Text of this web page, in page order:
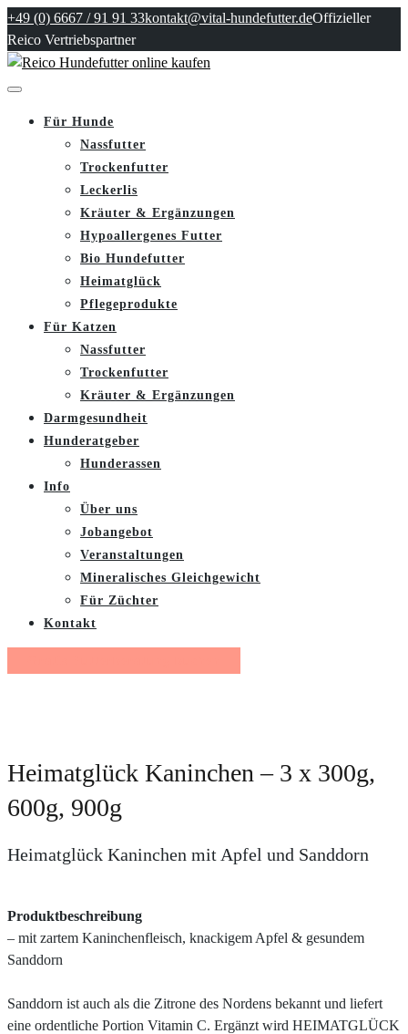
+49 (0) 6667 / 91 91 33kontakt@vital-hundefutter.deOffizieller
Reico Vertriebspartner
Für Hunde
Nassfutter
Trockenfutter
Leckerlis
Kräuter & Ergänzungen
Hypoallergenes Futter
Bio Hundefutter
Heimatglück
Pflegeprodukte
Für Katzen
Nassfutter
Trockenfutter
Kräuter & Ergänzungen
Darmgesundheit
Hunderatgeber
Hunderassen
Info
Über uns
Jobangebot
Veranstaltungen
Mineralisches Gleichgewicht
Für Züchter
Kontakt
Heimatglück Kaninchen – 3 x 300g,
600g, 900g
Heimatglück Kaninchen mit Apfel und Sanddorn
Produktbeschreibung
– mit zartem Kaninchenfleisch, knackigem Apfel & gesundem
Sanddorn
Sanddorn ist auch als die Zitrone des Nordens bekannt und liefert
eine ordentliche Portion Vitamin C. Ergänzt wird HEIMATGLÜCK